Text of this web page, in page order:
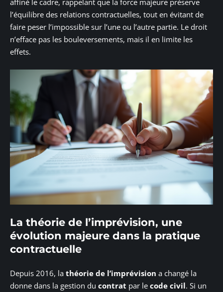
affiné le cadre, rappelant que la force majeure préserve
l’équilibre des relations contractuelles, tout en évitant de
faire peser l’impossible sur l’une ou l’autre partie. Le droit
n’efface pas les bouleversements, mais il en limite les
effets.
La théorie de l’imprévision, une
évolution majeure dans la pratique
contractuelle
Depuis 2016, la théorie de l’imprévision a changé la
donne dans la gestion du contrat par le code civil. Si un